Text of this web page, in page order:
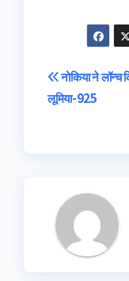
Post
नोकिया ने लॉन्‍च
लूमिया-925